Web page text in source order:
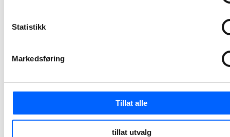
Statistikk
Markedsføring
Tillat alle
tillat utvalg